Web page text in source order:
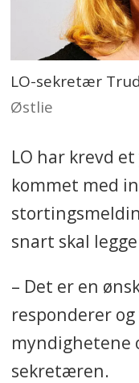
LO-sekretær
Østlie
LO har krevd
kommet med
snart skal
– Det er en
responderer
myndighetene
sekretæren.